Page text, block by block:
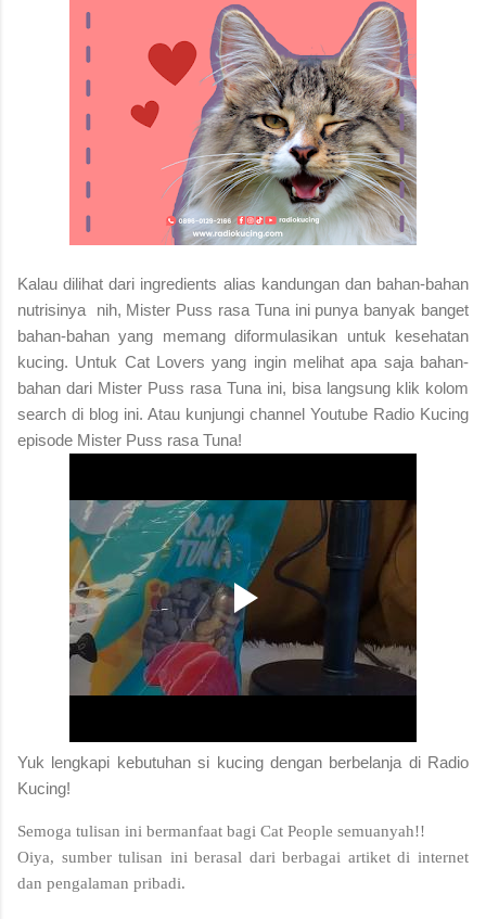
Kalau dilihat dari ingredients alias kandungan dan bahan-bahan
nutrisinya nih, Mister Puss rasa Tuna ini punya banyak banget
bahan-bahan yang memang diformulasikan untuk kesehatan
kucing. Untuk Cat Lovers yang ingin melihat apa saja bahan-
bahan dari Mister Puss rasa Tuna ini, bisa langsung klik kolom
search di blog ini. Atau kunjungi channel Youtube Radio Kucing
episode Mister Puss rasa Tuna!
Yuk lengkapi kebutuhan si kucing dengan berbelanja di Radio
Kucing!
Semoga tulisan ini bermanfaat bagi Cat People semuanyah!!
Oiya, sumber tulisan ini berasal dari berbagai artiket di internet
dan pengalaman pribadi.